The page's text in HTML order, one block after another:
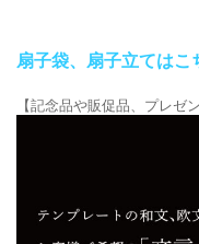
扇子袋、扇子立てはこ
【記念品や販促品、プレゼ